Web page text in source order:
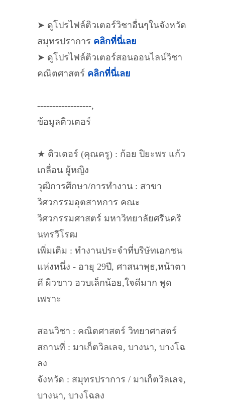
➤ ดูโปรไฟล์ติวเตอร์วิชาอื่นๆในจังหวัด
สมุทรปราการ คลิกที่นี่เลย
➤ ดูโปรไฟล์ติวเตอร์สอนออนไลน์วิชา
คณิตศาสตร์ คลิกที่นี่เลย
------------------,
ข้อมูลติวเตอร์
★ ติวเตอร์ (คุณครู) : ก้อย ปิยะพร แก้ว
เกลื่อน ผู้หญิง
วุฒิการศึกษา/การทำงาน : สาขา
วิศวกรรมอุตสาหการ คณะ
วิศวกรรมศาสตร์ มหาวิทยาลัยศรีนคริ
นทรวืโรฒ
เพิ่มเติม : ทำงานประจำที่บริษัทเอกชน
แห่งหนึ่ง - อายุ 29ปี, ศาสนาพุธ,หน้าตา
ดี ผิวขาว อวบเล็กน้อย,ใจดีมาก พูด
เพราะ
สอนวิชา : คณิตศาสตร์ วิทยาศาสตร์
สถานที่ : มาเก็ตวิลเลจ, บางนา, บางโฉ
ลง
จังหวัด : สมุทรปราการ / มาเก็ตวิลเลจ,
บางนา, บางโฉลง